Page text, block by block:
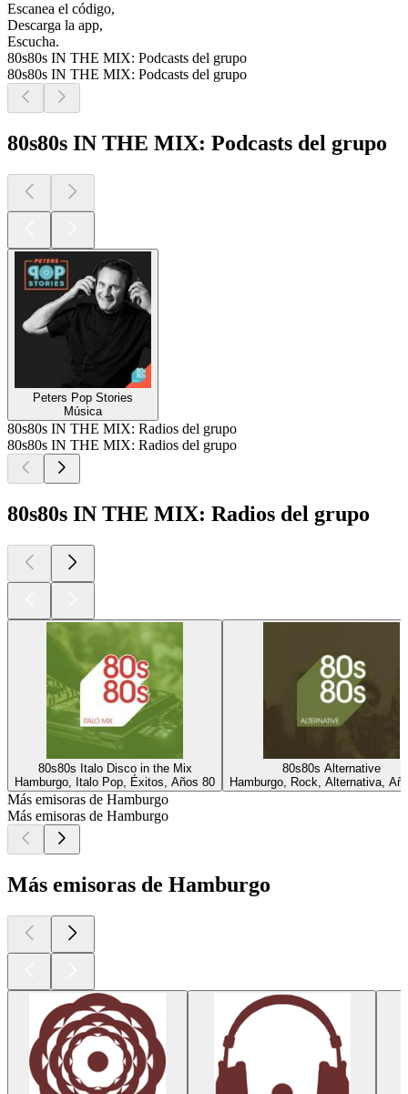
Escanea el código,
Descarga la app,
Escucha.
80s80s IN THE MIX: Podcasts del grupo
80s80s IN THE MIX: Podcasts del grupo
80s80s IN THE MIX: Podcasts del grupo
Peters Pop Stories
Música
80s80s IN THE MIX: Radios del grupo
80s80s IN THE MIX: Radios del grupo
80s80s IN THE MIX: Radios del grupo
80s80s Italo Disco in the Mix
Hamburgo, Italo Pop, Éxitos, Años 80
80s80s Alternative
Hamburgo, Rock, Alternativa,
Más emisoras de Hamburgo
Más emisoras de Hamburgo
Más emisoras de Hamburgo